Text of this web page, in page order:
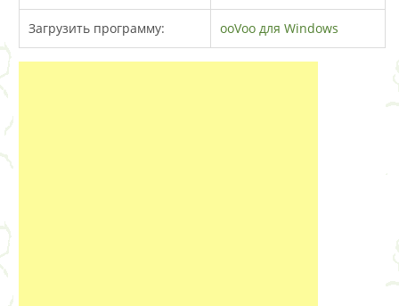
Загрузить программу: ooVoo для Windows